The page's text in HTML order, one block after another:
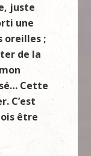
juste
une
oreilles ;
de la
Cette
C’est
être